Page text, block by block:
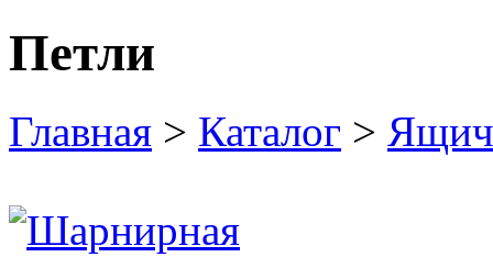
Петли
Главная > Каталог >